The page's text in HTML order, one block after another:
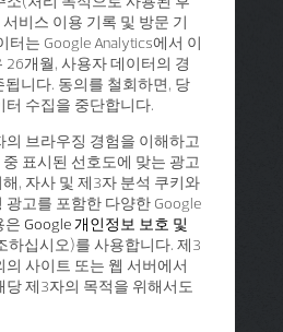
비스 이용 기록 및 방문 기
터는 Google Analytics에서 이
26개월, 사용자 데이터의 경
됩니다. 동의를 철회하면, 당
터 수집을 중단합니다.
의 브라우징 경험을 이해하고
표시된 선호도에 맞는 광고
, 자사 및 제3자 분석 쿠키와
광고를 포함한 다양한 Google
은 Google 개인정보 보호 및
하십시오)를 사용합니다. 제3
의 사이트 또는 웹 서버에서
당 제3자의 목적을 위해서도